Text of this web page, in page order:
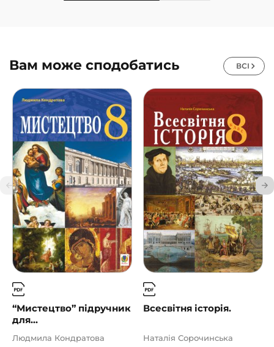
Вам може сподобатись ВСІ
“Мистецтво” підручник
для...
Людмила Кондратова
Всесвітня історія.
Наталія Сорочинська